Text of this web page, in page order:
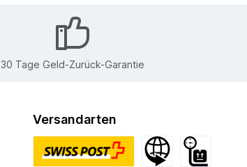
30 Tage Geld-Zurück-Garantie
Versandarten